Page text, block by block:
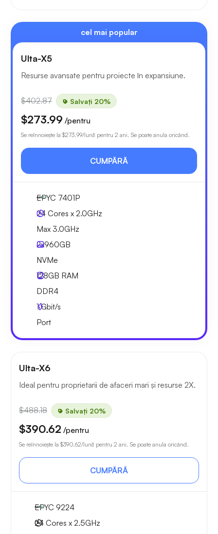
cel mai popular
Ulta-X5
Resurse avansate pentru proiecte în expansiune.
$402.87 Salvați 20%
$273.99 /pentru
Se reînnoiește la $273.99/lună pentru 2 ani. Se poate anula oricând.
CUMPĂRĂ
EPYC 7401P
24 Cores x 2.0GHz
Max 3.0GHz
2x960GB
NVMe
128GB RAM
DDR4
1Gbit/s
Port
Ulta-X6
Ideal pentru proprietarii de afaceri mari și resurse 2X.
$488.18 Salvați 20%
$390.62 /pentru
Se reînnoiește la $390.62/lună pentru 2 ani. Se poate anula oricând.
CUMPĂRĂ
EPYC 9224
24 Cores x 2.5GHz